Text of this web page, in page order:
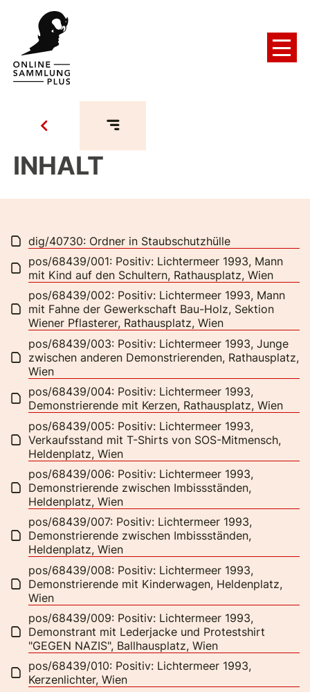
INHALT
dig/40730: Ordner in Staubschutzhülle
pos/68439/001: Positiv: Lichtermeer 1993, Mann
mit Kind auf den Schultern, Rathausplatz, Wien
pos/68439/002: Positiv: Lichtermeer 1993, Mann
mit Fahne der Gewerkschaft Bau-Holz, Sektion
Wiener Pflasterer, Rathausplatz, Wien
pos/68439/003: Positiv: Lichtermeer 1993, Junge
zwischen anderen Demonstrierenden, Rathausplatz,
Wien
pos/68439/004: Positiv: Lichtermeer 1993,
Demonstrierende mit Kerzen, Rathausplatz, Wien
pos/68439/005: Positiv: Lichtermeer 1993,
Verkaufsstand mit T-Shirts von SOS-Mitmensch,
Heldenplatz, Wien
pos/68439/006: Positiv: Lichtermeer 1993,
Demonstrierende zwischen Imbissständen,
Heldenplatz, Wien
pos/68439/007: Positiv: Lichtermeer 1993,
Demonstrierende zwischen Imbissständen,
Heldenplatz, Wien
pos/68439/008: Positiv: Lichtermeer 1993,
Demonstrierende mit Kinderwagen, Heldenplatz,
Wien
pos/68439/009: Positiv: Lichtermeer 1993,
Demonstrant mit Lederjacke und Protestshirt
"GEGEN NAZIS", Ballhausplatz, Wien
pos/68439/010: Positiv: Lichtermeer 1993,
Kerzenlichter, Wien